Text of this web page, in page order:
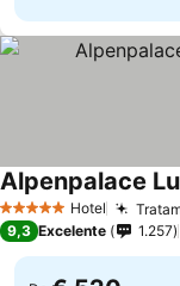
5 Estrelas Hotel
Alpenpalace
9,3 Excelente 1.257